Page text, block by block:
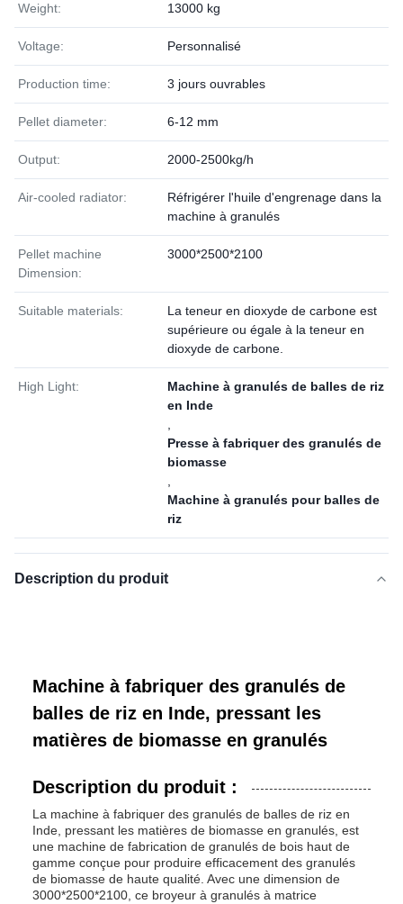
Weight: 13000 kg
Voltage: Personnalisé
Production time: 3 jours ouvrables
Pellet diameter: 6-12 mm
Output: 2000-2500kg/h
Air-cooled radiator:
Réfrigérer l'huile d'engrenage dans la
machine à granulés
Pellet machine
Dimension:
3000*2500*2100
Suitable materials:
La teneur en dioxyde de carbone est
supérieure ou égale à la teneur en
dioxyde de carbone.
High Light:
Machine à granulés de balles de riz
en Inde
Presse à fabriquer des granulés de
biomasse
Machine à granulés pour balles de
riz
Description du produit
Machine à fabriquer des granulés de
balles de riz en Inde, pressant les
matières de biomasse en granulés
Description du produit :
La machine à fabriquer des granulés de balles de riz en
Inde, pressant les matières de biomasse en granulés, est
une machine de fabrication de granulés de bois haut de
gamme conçue pour produire efficacement des granulés
de biomasse de haute qualité. Avec une dimension de
3000*2500*2100, ce broyeur à granulés à matrice